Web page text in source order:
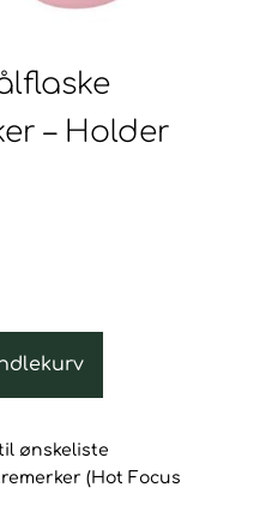
– Holder
ønskeliste
(Hot Focus